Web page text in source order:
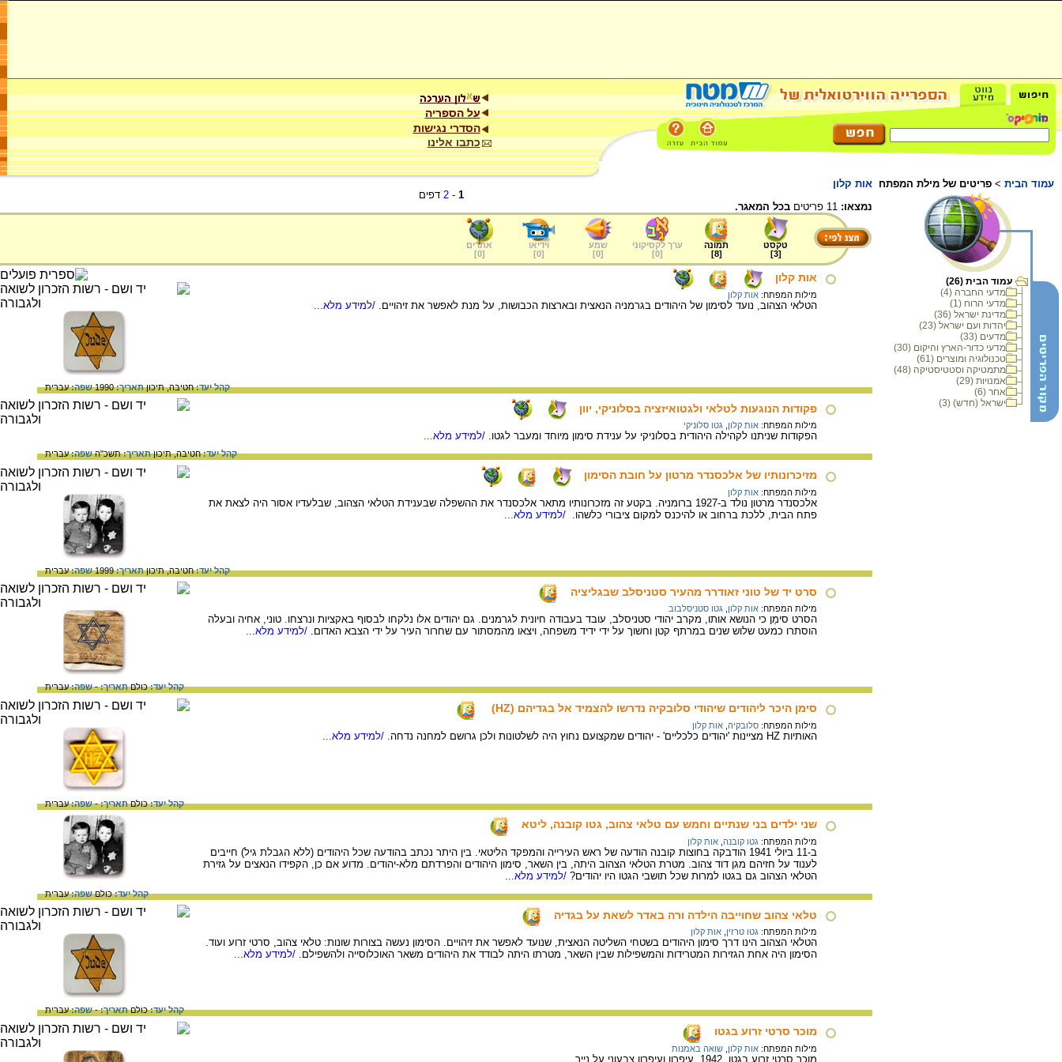
על הספריה
הסדרי נגישות
כתבו אלינו
עמוד הבית > פריטים של מילת המפתח אות קלון
עמוד הבית (26)
מדעי החברה (4)
מדעי הרוח (1)
מדינת ישראל (36)
יהדות ועם ישראל (23)
מדעים (33)
מדעי כדור-הארץ והיקום (30)
טכנולוגיה ומוצרים (61)
מתמטיקה וסטטיסטיקה (48)
אמנויות (29)
אחר (6)
ישראל (חדש) (3)
1
-
2 דפים
נמצאו:
בכל המאגר.
טקסט
[
3
]
תמונה
[
8
]
ערך לקסיקוני
[
0
]
שמע
[
0
]
וידיאו
[
0
]
אתרים
[
0
]
אות קלון
מילות המפתח: אות קלון
הטלאי הצהוב, נועד לסימון של היהודים בגרמניה הנאצית ובארצות הכבושות, על מנת לאפשר את זיהויים. /למידע מלא...
קהל יעד:חטיבה,תיכוןתאריך:1990 שפה:עברית
פקודות הנוגעות לטלאי ולגטואיזציה בסלוניקי, יוון
מילות המפתח: אות קלון גטו סלוניקי
הפקודות שניתנו לקהילה היהודית בסלוניקי על ענידת סימון מיוחד ומעבר לגטו. /למידע מלא...
קהל יעד:חטיבה,תיכוןתאריך:תשכ"השפה:עברית
מזיכרונותיו של אלכסנדר מרטון על חובת הסימון
מילות המפתח: אות קלון
אלכסנדר מרטון נולד ב-1927 ברומניה. בקטע זה מזכרונותיו מתאר אלכסנדר את ההשפלה שבענידת הטלאי הצהוב, שבלעדיו אסור היה לצאת את
פתח הבית, ללכת ברחוב או להיכנס למקום ציבורי כלשהו.
/למידע מלא...
קהל יעד:חטיבה,תיכוןתאריך:1999 שפה:עברית
סרט יד של טוני זאודרר מהעיר סטניסלב שבגליציה
מילות המפתח: אות קלון גטו סטניסלבוב
הסרט סימֵן כי הנושא אותו, מקרב יהודי סטניסלב, עובד בעבודה חיונית לגרמנים. גם יהודים אלו נלקחו לבסוף באקציות ונרצחו. טוני, אחיה ובעלה
הוסתרו כמעט שלוש שנים במרתף קטן וחשוך על ידי ידיד משפחה, ויצאו מהמסתור עם שחרור העיר על ידי הצבא האדום. /למידע מלא...
קהל יעד:כולםתאריך:-שפה:עברית
סימן היכר ליהודים שיהודי סלובקיה נדרשו להצמיד אל בגדיהם (HZ)
מילות המפתח: סלובקיה אות קלון
האותיות HZ מציינות 'יהודים כלכליים' - יהודים שמקצועם נחוץ היה לשלטונות ולכן גרושם למחנה נדחה. /למידע מלא...
קהל יעד:כולםתאריך:-שפה:עברית
שני ילדים בני שנתיים וחמש עם טלאי צהוב, גטו קובנה, ליטא
מילות המפתח: גטו קובנה אות קלון
ב-11 ביולי 1941 הודבקה בחוצות קובנה הודעה של ראש העירייה והמפקד הליטאי. בין היתר נכתב בהודעה שכל היהודים (ללא הגבלת גיל) חייבים
לענוד על חזיהם מגן דוד צהוב. מטרת הטלאי הצהוב היתה, בין השאר, סימון היהודים והפרדתם מלא-יהודים. מדוע אם כן, הקפידו הנאצים על גזירת
הטלאי הצהוב גם בגטו למרות שכל תושבי הגטו היו יהודים? /למידע מלא...
קהל יעד:כולםשפה:עברית
טלאי צהוב שחוייבה הילדה ורה באדר לשאת על בגדיה
מילות המפתח: גטו טרזין אות קלון
הטלאי הצהוב הינו דרך סימון היהודים בשטחי השליטה הנאצית, שנועד לאפשר את זיהויים. הסימון נעשה בצורות שונות: טלאי צהוב, סרטי זרוע ועוד.
הסימון היה אחת הגזירות המטרידות והמשפילות שבין השאר, מטרתו היתה לבודד את היהודים משאר האוכלוסייה ולהשפילם. /למידע מלא...
קהל יעד:כולםתאריך:-שפה:עברית
מוכר סרטי זרוע בגטו
מילות המפתח: אות קלון שואה באמנות
מוכר סרטי זרוע בגטו, 1942, עיפרון ועיפרון צבעוני על נייר.